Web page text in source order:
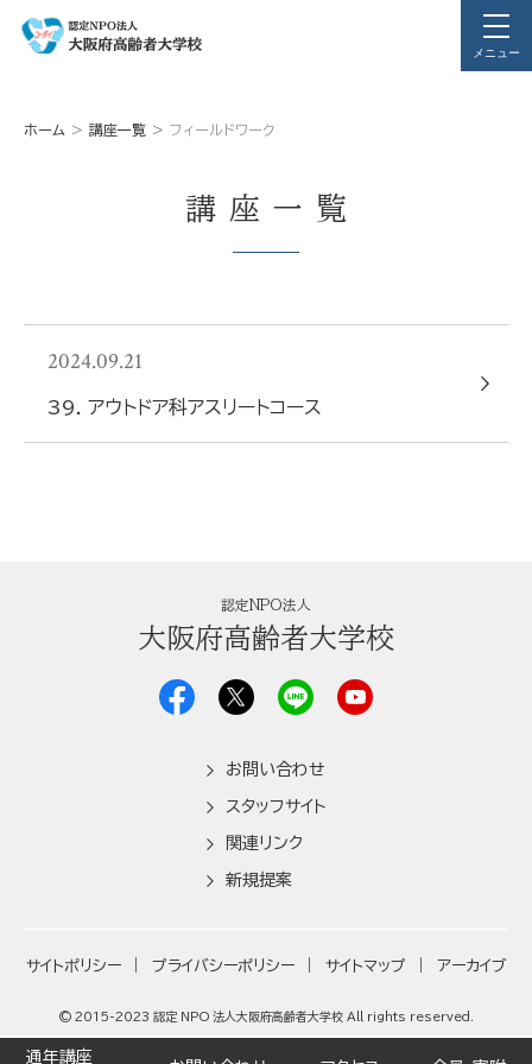
メニュー
通年講座
ホーム 講座一覧 フィールドワーク
講座一覧
2024.09.21
39. アウトドア科アスリートコース
認定NPO法人
大阪府高齢者大学校
お問い合わせ
スタッフサイト
関連リンク
新規提案
サイトポリシー プライバシーポリシー サイトマップ アーカイブ
© 2015-2023 認定 NPO 法人大阪府高齢者大学校 All rights reserved.